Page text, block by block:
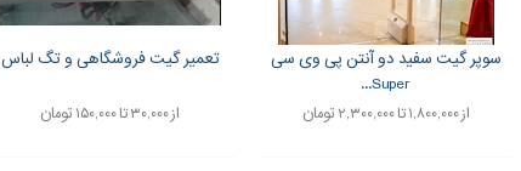
سوپر گیت سفید دو آنتن پی وی سی
Super...
از ۱,۸۰۰,۰۰۰ تا ۲,۳۰۰,۰۰۰ تومان
تعمیر گیت فروشگاهی و تگ لباس
از ۳۰,۰۰۰ تا ۱۵۰,۰۰۰ تومان